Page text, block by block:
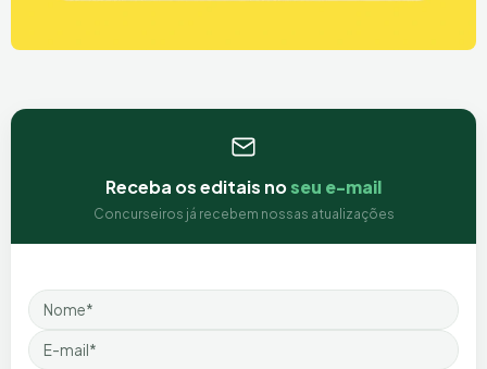
Receba os editais noseu e-mail
Concurseiros já recebem nossas atualizações
Nome
Email